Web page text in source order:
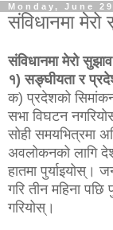
Monday, June
संविधानमा मेरो
संविधानमा मेरो
१) सङ्घीयता र
क) प्रदेशको
सभा विघटन
सोही समयभित्रमा
अवलोकनको लागि
हातमा
गरि तीन महिना
गरियोस्।